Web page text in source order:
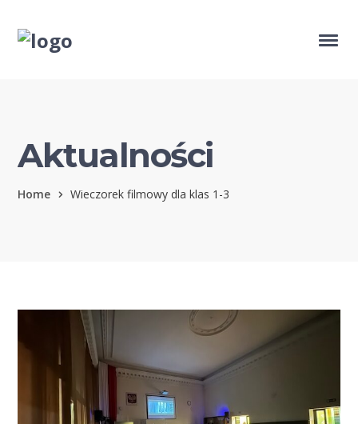
Aktualności
Home Wieczorek filmowy dla klas 1-3